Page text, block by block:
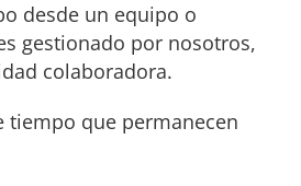
desde un equipo o
gestionado por nosotros,
colaboradora.
tiempo que permanecen